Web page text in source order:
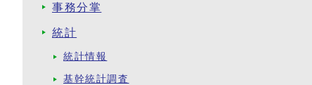
事務分掌
統計
統計情報
基幹統計調査